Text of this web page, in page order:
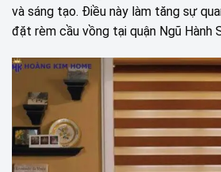
và sáng tạo. Điều này làm tăng sự
đặt rèm cầu vồng tại quận Ngũ Hành